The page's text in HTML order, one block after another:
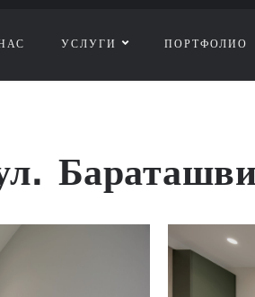
УСЛУГИ ПОРТФОЛИО